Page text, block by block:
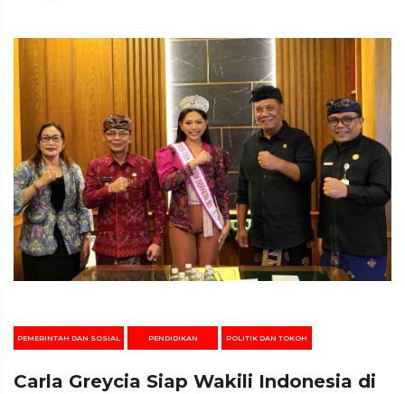
PEMERINTAH DAN SOSIAL PENDIDIKAN POLITIK DAN TOKOH
Carla Greycia Siap Wakili Indonesia di